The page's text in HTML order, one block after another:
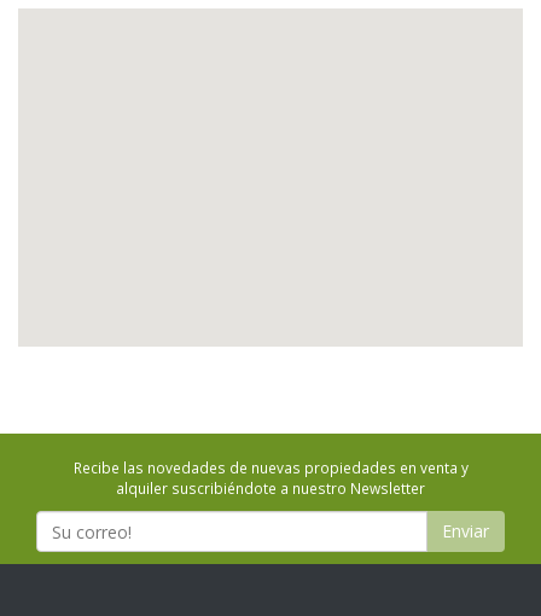
Recibe las novedades de nuevas propiedades en venta y
alquiler suscribiéndote a nuestro Newsletter
Enviar